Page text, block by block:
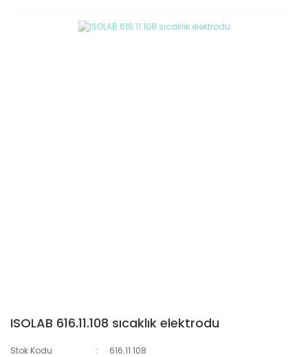
ISOLAB 616.11.108 sıcaklık elektrodu
Stok Kodu
616.11.108